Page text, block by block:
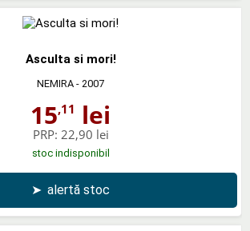
Asculta si mori!
NEMIRA - 2007
15,11 lei
PRP: 22,90 lei
stoc indisponibil
➤ alertă stoc